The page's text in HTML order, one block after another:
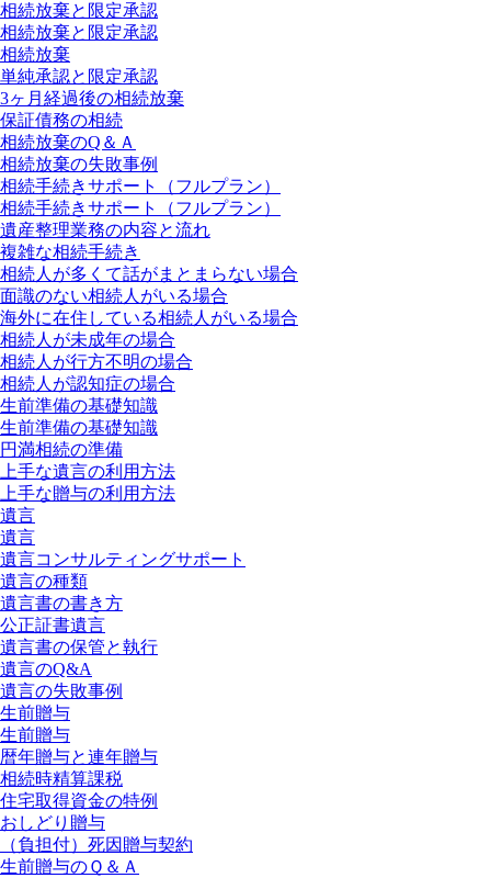
相続放棄と限定承認
相続放棄と限定承認
相続放棄
単純承認と限定承認
3ヶ月経過後の相続放棄
保証債務の相続
相続放棄のQ＆Ａ
相続放棄の失敗事例
相続手続きサポート（フルプラン）
相続手続きサポート（フルプラン）
遺産整理業務の内容と流れ
複雑な相続手続き
相続人が多くて話がまとまらない場合
面識のない相続人がいる場合
海外に在住している相続人がいる場合
相続人が未成年の場合
相続人が行方不明の場合
相続人が認知症の場合
生前準備の基礎知識
生前準備の基礎知識
円満相続の準備
上手な遺言の利用方法
上手な贈与の利用方法
遺言
遺言
遺言コンサルティングサポート
遺言の種類
遺言書の書き方
公正証書遺言
遺言書の保管と執行
遺言のQ&A
遺言の失敗事例
生前贈与
生前贈与
暦年贈与と連年贈与
相続時精算課税
住宅取得資金の特例
おしどり贈与
（負担付）死因贈与契約
生前贈与のＱ＆Ａ